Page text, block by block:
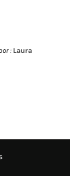
: Laura